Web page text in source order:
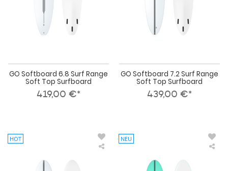
GO Softboard 6.8 Surf Range
Soft Top Surfboard
419,00 €*
GO Softboard 7.2 Surf Range
Soft Top Surfboard
439,00 €*
HOT NEU